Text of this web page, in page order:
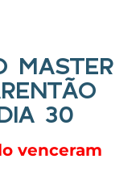
MASTER
30
venceram